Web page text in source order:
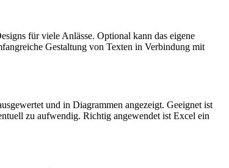
für viele Anlässe. Optional kann das eigene
Gestaltung von Texten in Verbindung mit
und in Diagrammen angezeigt. Geeignet ist
zu aufwendig. Richtig angewendet ist Excel ein